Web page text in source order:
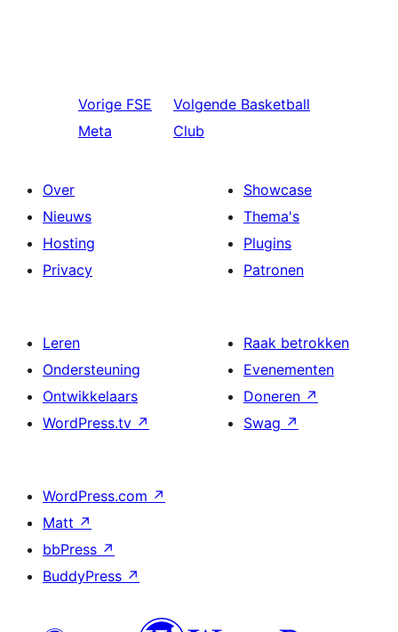
Vorige FSE
Meta
Volgende Basketball
Club
Over
Nieuws
Hosting
Privacy
Showcase
Thema's
Plugins
Patronen
Leren
Ondersteuning
Ontwikkelaars
WordPress.tv ↗
Raak betrokken
Evenementen
Doneren ↗
Swag ↗
WordPress.com ↗
Matt ↗
bbPress ↗
BuddyPress ↗